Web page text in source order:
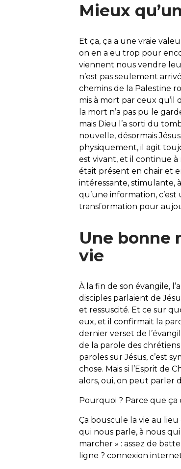
Mieux
Et ça, ça a une vraie
on en a eu trop pour
viennent nous vendre
n’est pas seulement
chemins de la Palestine
mis à mort par ceux qu’il
la mort n’a pas pu le
mais Dieu l’a sorti du
nouvelle, désormais
physiquement, il agit
est vivant, et il continue à
était présent en chair et
intéressante, stimulante,
qu’une information,
transformation pour
Une bonne
vie
À la fin de son évangile,
disciples parlaient de
et ressuscité. Et ce sur
eux, et il confirmait la
dernier verset de
de la parole des
paroles sur Jésus, c’est
chose. Mais si l’Esprit de
alors, oui, on peut parler
Pourquoi ? Parce que
Ça bouscule la vie au
qui nous parle, à nous
marcher » : assez de
ligne ? connexion